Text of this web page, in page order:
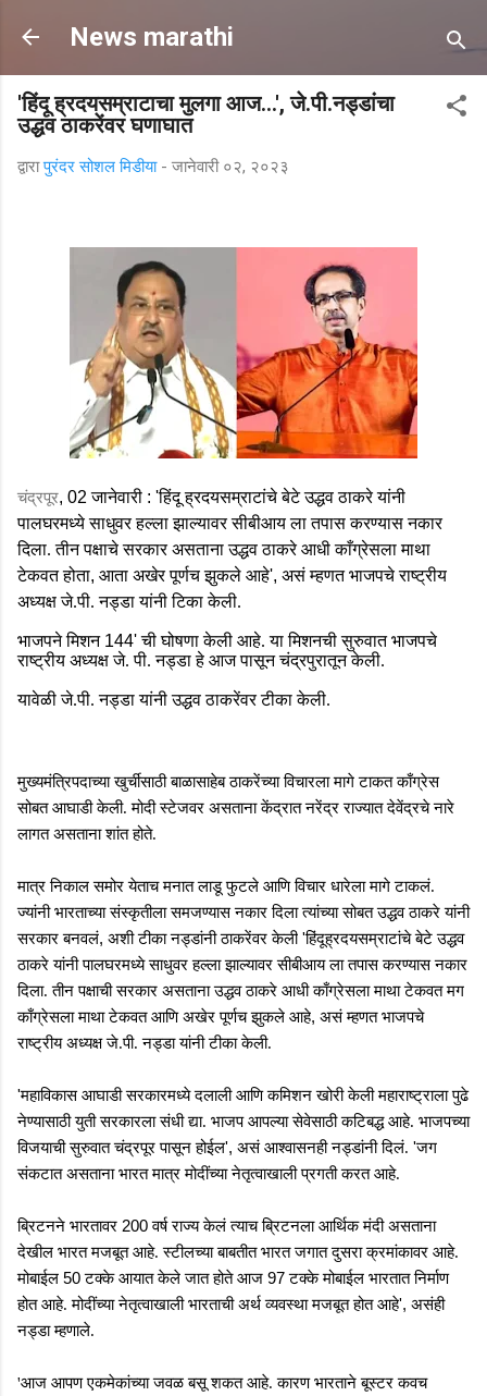
मुख्य सामग्रीवर वगळा
News marathi
'हिंदू ह्रदयसम्राटाचा मुलगा आज...', जे.पी.नड्डांचा
उद्धव ठाकरेंवर घणाघात
द्वारापुरंदर सोशल मिडीया - जानेवारी ०२, २०२३
चंद्रपूर, 02जानेवारी : 'हिंदू ह्रदयसम्राटांचे बेटे उद्धव ठाकरे यांनी
पालघरमध्ये साधुवर हल्ला झाल्यावर सीबीआय ला तपास करण्यास नकार
दिला. तीन पक्षाचे सरकार असताना उद्धव ठाकरे आधी काँग्रेसला माथा
टेकवत होता, आता अखेर पूर्णच झुकले आहे', असं म्हणत भाजपचे राष्ट्रीय
अध्यक्ष जे.पी. नड्डा यांनी टिका केली.
भाजपने मिशन 144'ची घोषणा केली आहे. या मिशनची सुरुवात भाजपचे
राष्ट्रीय अध्यक्ष जे. पी. नड्डा हे आज पासून चंद्रपुरातून केली.
यावेळी जे.पी. नड्डा यांनी उद्धव ठाकरेंवर टीका केली.
मुख्यमंत्रिपदाच्या खुर्चीसाठी बाळासाहेब ठाकरेंच्या विचारला मागे टाकत काँग्रेस
सोबत आघाडी केली. मोदी स्टेजवर असताना केंद्रात नरेंद्र राज्यात देवेंद्रचे नारे
लागत असताना शांत होते.
मात्र निकाल समोर येताच मनात लाडू फुटले आणि विचार धारेला मागे टाकलं.
ज्यांनी भारताच्या संस्कृतीला समजण्यास नकार दिला त्यांच्या सोबत उद्धव ठाकरे यांनी
सरकार बनवलं, अशी टीका नड्डांनी ठाकरेंवर केली 'हिंदूह्रदयसम्राटांचे बेटे उद्धव
ठाकरे यांनी पालघरमध्ये साधुवर हल्ला झाल्यावर सीबीआय ला तपास करण्यास नकार
दिला. तीन पक्षाची सरकार असताना उद्धव ठाकरे आधी काँग्रेसला माथा टेकवत मग
काँग्रेसला माथा टेकवत आणि अखेर पूर्णच झुकले आहे, असं म्हणत भाजपचे
राष्ट्रीय अध्यक्ष जे.पी. नड्डा यांनी टीका केली.
'महाविकास आघाडी सरकारमध्ये दलाली आणि कमिशन खोरी केली महाराष्ट्राला पुढे
नेण्यासाठी युती सरकारला संधी द्या. भाजप आपल्या सेवेसाठी कटिबद्ध आहे. भाजपच्या
विजयाची सुरुवात चंद्रपूर पासून होईल', असं आश्वासनही नड्डांनी दिलं. 'जग
संकटात असताना भारत मात्र मोदींच्या नेतृत्वाखाली प्रगती करत आहे.
ब्रिटनने भारतावर 200वर्ष राज्य केलं त्याच ब्रिटनला आर्थिक मंदी असताना
देखील भारत मजबूत आहे. स्टीलच्या बाबतीत भारत जगात दुसरा क्रमांकावर आहे.
मोबाईल 50टक्के आयात केले जात होते आज 97टक्के मोबाईल भारतात निर्माण
होत आहे. मोदींच्या नेतृत्वाखाली भारताची अर्थ व्यवस्था मजबूत होत आहे', असंही
नड्डा म्हणाले.
'आज आपण एकमेकांच्या जवळ बसू शकत आहे. कारण भारताने बूस्टर कवच